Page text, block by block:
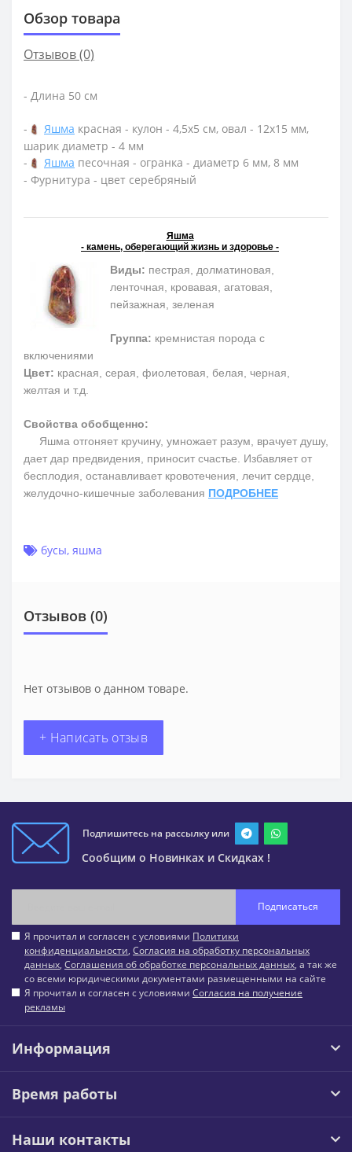
Обзор товара
Отзывов (0)
- Длина 50 см
- Яшма красная - кулон - 4,5х5 см, овал - 12х15 мм,
шарик диаметр - 4 мм
-
Яшма песочная - огранка - диаметр 6 мм, 8 мм
- Фурнитура - цвет серебряный
Яшма
- камень, оберегающий жизнь и здоровье -
Виды: пестрая, долматиновая,
ленточная, кровавая, агатовая,
пейзажная, зеленая
Группа: кремнистая порода с
включениями
Цвет: красная, серая, фиолетовая, белая, черная,
желтая и т.д.
Свойства обобщенно:
Яшма отгоняет кручину, умножает разум, врачует душу,
дает дар предвидения, приносит счастье. Избавляет от
бесплодия, останавливает кровотечения, лечит сердце,
желудочно-кишечные заболевания ПОДРОБНЕЕ
бусы, яшма
Отзывов (0)
Нет отзывов о данном товаре.
+ Написать отзыв
Подпишитесь на рассылку или
Сообщим о Новинках и Скидках !
Подписаться
Я прочитал и согласен с условиями Политики
конфиденциальности, Согласия на обработку персональных
данных, Соглашения об обработке персональных данных, а так же
со всеми юридическими документами размещенными на сайте
Я прочитал и согласен с условиями Согласия на получение
рекламы
Информация
Время работы
Наши контакты